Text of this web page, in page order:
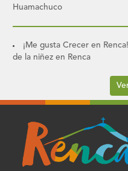
Huamachuco
¡Me gusta Crecer en
de la niñez en Renca